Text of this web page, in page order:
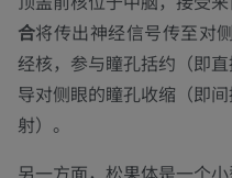
合将传出神经信号传至对
经核，参与瞳孔括约（即直
导对侧眼的瞳孔收缩（即
射）。
另一方面，松果体是一个